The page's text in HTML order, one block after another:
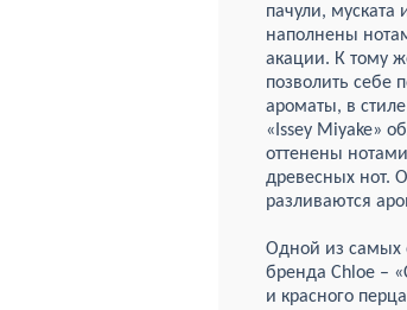
пачули, муската
наполнены
акации. К тому
позволить себе
ароматы, в
«Issey Miyake»
оттенены
древесных нот.
разливаются
Одной из самых
бренда Chloe –
и красного